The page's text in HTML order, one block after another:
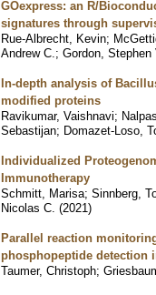
GOexpress: an R/
signatures through
Rue-Albrecht, Kevin;
Andrew C. ; Gordon, Stephen
In-depth analysis of
modified proteins
Ravikumar, Vaishnavi;
Sebastijan; Domazet-Loso,
Individualized
Immunotherapy
Schmitt, Marisa; Sinnberg,
Nicolas C. (2021)
Parallel reaction
phosphopeptide detection
Taumer, Christoph;